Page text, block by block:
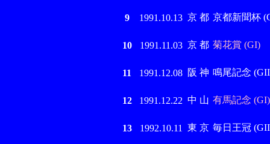
9 1991.10.13 京 都 京都新聞杯
10 1991.11.03 京 都 菊花賞 (GI)
11 1991.12.08 阪 神 鳴尾記念
12 1991.12.22 中 山 有馬記念 (GI)
13 1992.10.11 東 京 毎日王冠